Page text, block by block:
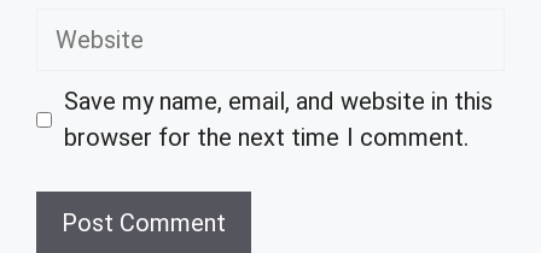
Website
Save my name, email, and website in this
browser for the next time I comment.